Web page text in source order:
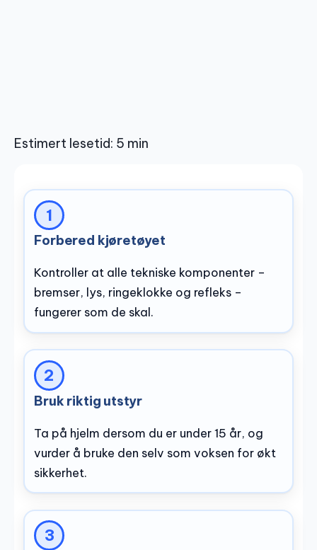
Estimert lesetid: 5 min
Forbered kjøretøyet
Kontroller at alle tekniske komponenter –
bremser, lys, ringeklokke og refleks –
fungerer som de skal.
Bruk riktig utstyr
Ta på hjelm dersom du er under 15 år, og
vurder å bruke den selv som voksen for økt
sikkerhet.